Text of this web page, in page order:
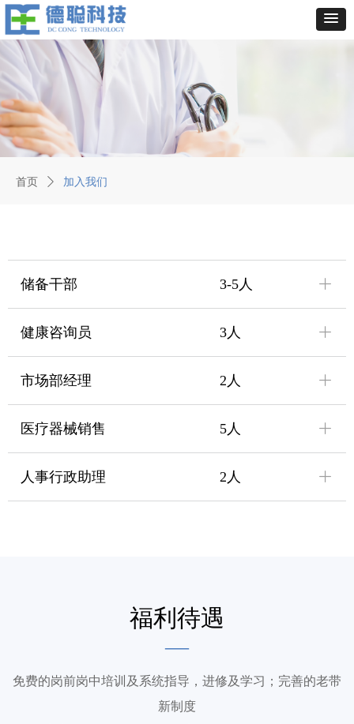
储备干部 3-5人 ꄶ
健康咨询员 3人 ꄶ
市场部经理 2人 ꄶ
医疗器械销售 5人 ꄶ
人事行政助理 2人 ꄶ
福利待遇
—
免费的岗前岗中培训及系统指导，进修及学习；完善的老带
新制度
首页 ꄲ 加入我们